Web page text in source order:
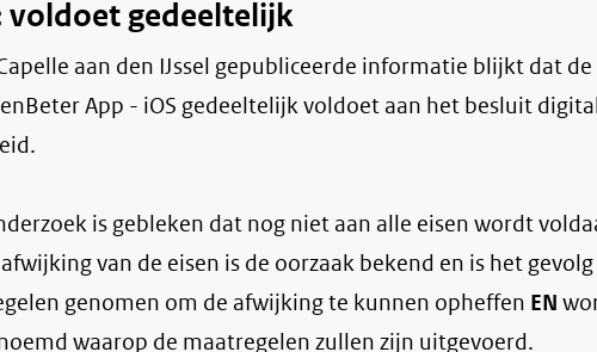
voldoet gedeeltelijk
App - iOS gedeeltelijk voldoet aan het besluit
is gebleken dat nog niet aan alle eisen wordt
van de eisen is de oorzaak bekend en is het gevolg
genomen om de afwijking te kunnen opheffen EN
waarop de maatregelen zullen zijn uitgevoerd.